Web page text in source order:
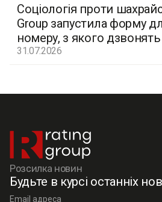
Соціологія проти
Group запустила форму
номеру, з якого
31.07.2026
Розсилка новин
Будьте в курсі останніх